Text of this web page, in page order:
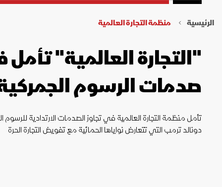
الرئيسية منظمة التجارة العالمية
"التجارة العالمية"
صدمات الرسوم
تأمل منظمة التجارة العالمية في تجاوز الصدمات الارتدادية للرسوم
دونالد ترمب التي تتعارض نواياها الحمائية مع تفويض التجارة الحرة